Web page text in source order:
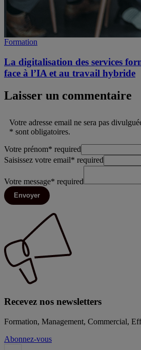
Formation
La digitalisation des services
face à l’IA et au travail hybride
Laisser un commentaire
Votre adresse email ne sera pas
* sont obligatoires.
Votre prénom* required
Saisissez votre email* required
Votre message* required
Envoyer
Recevez nos newsletters
Formation, Management, Commercial,
Abonnez-vous